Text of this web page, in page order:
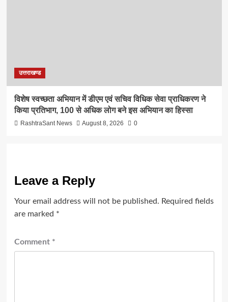
उत्तराखण्ड
विशेष स्वच्छता अभियान में डीएम एवं सचिव विधिक सेवा प्राधिकरण ने
किया प्रतिभाग, 100 से अधिक लोग बने इस अभियान का हिस्सा
RashtraSant News August 8, 2026 0
Leave a Reply
Your email address will not be published. Required fields
are marked *
Comment *